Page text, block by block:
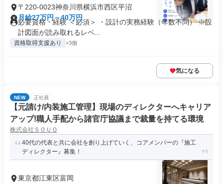
〒220-0023神奈川県横浜市西区平沼
月給27万円～40万円
必要資格・経験 ＜必須＞ ・設計の実務経験（年数不問） ※設
計図面が読み取れるレベ...
資格取得支援あり +3個
気になる
NEW 正社員
【元請け/内装施工管理】現場のディレクターへキャリア
アップ!職人手配から諸官庁協議まで裁量を持てる環境
株式会社ＳＯＵＱ
40代の代表と共に会社を創り上げていく、コアメンバーの『施工
ディレクター』募集！
東京都江東区富岡